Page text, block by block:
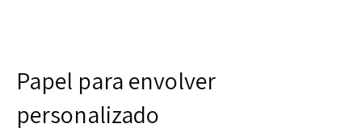
Papel para envolver
personalizado